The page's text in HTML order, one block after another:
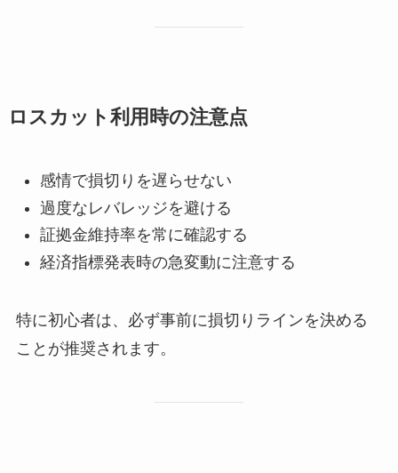
ロスカット利用時の注意点
感情で損切りを遅らせない
過度なレバレッジを避ける
証拠金維持率を常に確認する
経済指標発表時の急変動に注意する
特に初心者は、必ず事前に損切りラインを決める
ことが推奨されます。